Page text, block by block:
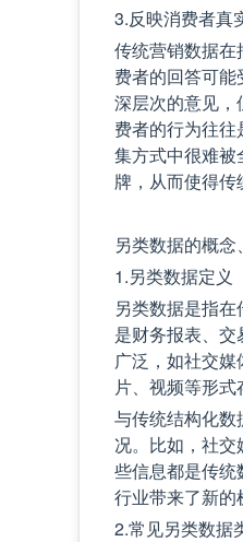
3.反映消费者真
传统营销数据
费者的回答可
深层次的意见
费者的行为往
集方式中很难
牌，从而使得传
另类数据的概
1.另类数据定义
另类数据是指
是财务报表、
广泛，如社交
片、视频等形式
与传统结构化
况。比如，社
些信息都是传
行业带来了新的
2.常见另类数据